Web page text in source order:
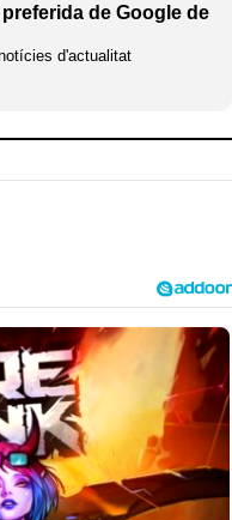
de Google de
d'actualitat